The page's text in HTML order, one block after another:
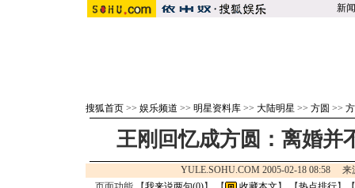
新闻
搜狐首页 >> 娱乐频道 >> 明星资料库 >> 大陆明星 >> 方圆 >>
王刚回忆成方圆：离婚并
YULE.SOHU.COM 2005-02-18 08:58